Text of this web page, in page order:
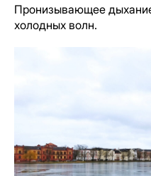
Пронизывающее
холодных волн.